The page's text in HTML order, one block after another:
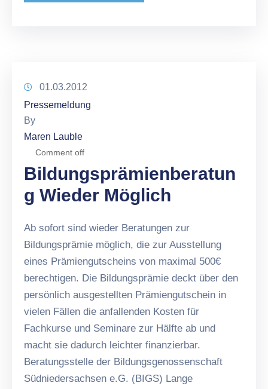
01.03.2012
Pressemeldung
By
Maren Lauble
Comment off
Bildungsprämienberatun
G Wieder Möglich
Ab sofort sind wieder Beratungen zur
Bildungsprämie möglich, die zur Ausstellung
eines Prämiengutscheins von maximal 500€
berechtigen. Die Bildungsprämie deckt über den
persönlich ausgestellten Prämiengutschein in
vielen Fällen die anfallenden Kosten für
Fachkurse und Seminare zur Hälfte ab und
macht sie dadurch leichter finanzierbar.
Beratungsstelle der Bildungsgenossenschaft
Südniedersachsen e.G. (BIGS) Lange